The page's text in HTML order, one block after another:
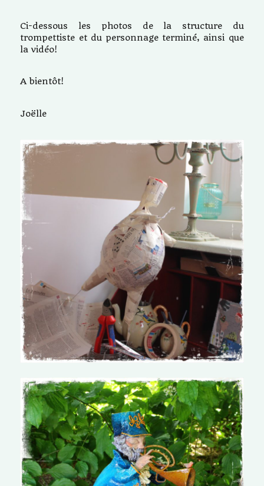
Ci-dessous les photos de la structure du
trompettiste et du personnage terminé, ainsi que
la vidéo!
A bientôt!
Joëlle